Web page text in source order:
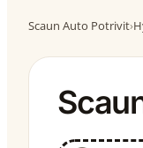
Scaun Auto Potrivit›